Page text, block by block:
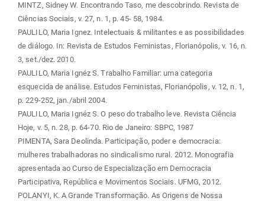
MINTZ, Sidney W. Encontrando Taso, me descobrindo. Revista de
Ciências Sociais, v. 27, n. 1, p. 45- 58, 1984.
PAULILO, Maria Ignez. Intelectuais & militantes e as possibilidades
de diálogo. In: Revista de Estudos Feministas, Florianópolis, v. 16, n.
3, set./dez. 2010.
PAULILO, Maria Ignéz S. Trabalho Familiar: uma categoria
esquecida de análise. Estudos Feministas, Florianópolis, v. 12, n. 1,
p. 229-252, jan./abril 2004.
PAULILO, Maria Ignéz S. O peso do trabalho leve. Revista Ciência
Hoje, v. 5, n. 28, p. 64-70. Rio de Janeiro: SBPC, 1987
PIMENTA, Sara Deolinda. Participação, poder e democracia:
mulheres trabalhadoras no sindicalismo rural. 2012. Monografia
apresentada ao Curso de Especialização em Democracia
Participativa, República e Movimentos Sociais. UFMG, 2012.
POLANYI, K. A Grande Transformação. As Origens de Nossa